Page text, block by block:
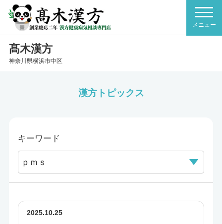
髙木漢方
神奈川県横浜市中区
漢方トピックス
キーワード
2025.10.25